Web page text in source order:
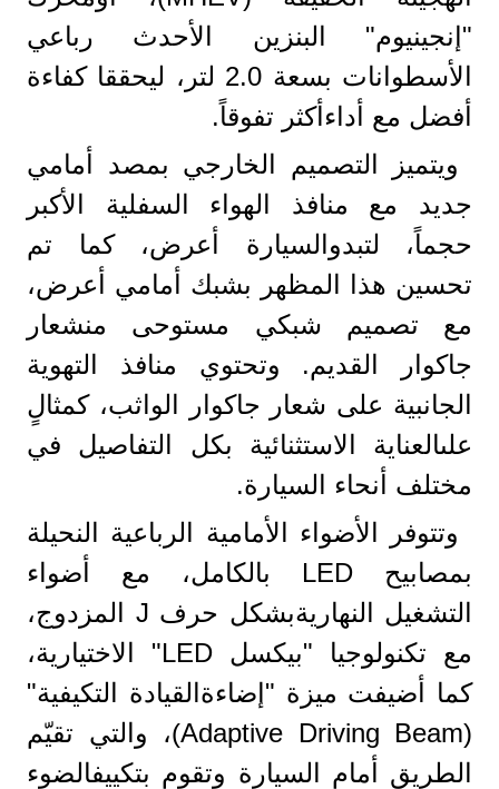
"إنجينيوم" البنزين الأحدث رباعي
الأسطوانات بسعة 2.0 لتر، ليحققا كفاءة
أفضل مع أداءأكثر تفوقاً.
ويتميز التصميم الخارجي بمصد أمامي
جديد مع منافذ الهواء السفلية الأكبر
حجماً، لتبدوالسيارة أعرض، كما تم
تحسين هذا المظهر بشبك أمامي أعرض،
مع تصميم شبكي مستوحى منشعار
جاكوار القديم. وتحتوي منافذ التهوية
الجانبية على شعار جاكوار الواثب، كمثالٍ
علىالعناية الاستثنائية بكل التفاصيل في
مختلف أنحاء السيارة.
وتتوفر الأضواء الأمامية الرباعية النحيلة
بمصابيح LED بالكامل، مع أضواء
التشغيل النهاريةبشكل حرف J المزدوج،
مع تكنولوجيا "بيكسل LED" الاختيارية،
كما أضيفت ميزة "إضاءةالقيادة التكيفية"
(Adaptive Driving Beam)، والتي تقيّم
الطريق أمام السيارة وتقوم بتكييفالضوء